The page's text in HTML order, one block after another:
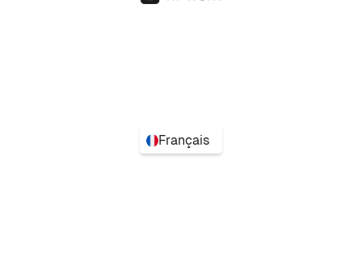
Français